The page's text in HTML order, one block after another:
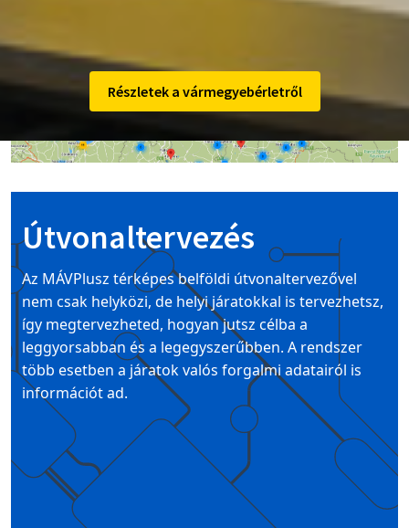
Részletek a vármegyebérletről
Útvonaltervezés
Az MÁVPlusz térképes belföldi útvonaltervezővel
nem csak helyközi, de helyi járatokkal is tervezhetsz,
így megtervezheted, hogyan jutsz célba a
leggyorsabban és a legegyszerűbben. A rendszer
több esetben a járatok valós forgalmi adatairól is
információt ad.